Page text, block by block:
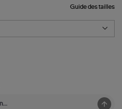
Guide des tailles